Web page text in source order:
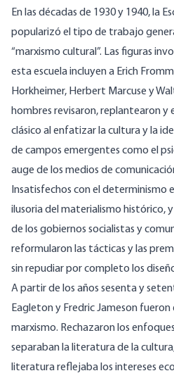
En las décadas de 1930 y 1940, la
popularizó el tipo de trabajo
“marxismo cultural”. Las figuras
esta escuela incluyen a Erich
Horkheimer, Herbert Marcuse y
hombres revisaron, replantearon y
clásico al enfatizar la cultura y la
de campos emergentes como el
auge de los medios de
Insatisfechos con el determinismo
ilusoria del materialismo histórico,
de los gobiernos socialistas y
reformularon las tácticas y las
sin repudiar por completo los
A partir de los años sesenta y
Eagleton y Fredric Jameson fueron
marxismo. Rechazaron los
separaban la literatura de la
literatura reflejaba los intereses